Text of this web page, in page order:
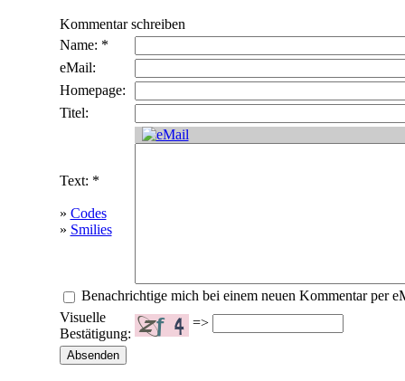
Kommentar schreiben
Name: *
eMail:
Homepage:
Titel:
Text: *
» Codes
» Smilies
Benachrichtige mich bei einem neuen Kommentar per
Visuelle
Bestätigung:
=>